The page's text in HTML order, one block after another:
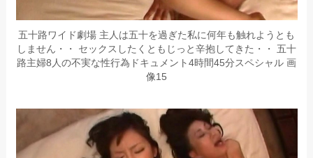
五十路ワイド劇場 主人は五十を過ぎた私に何年も触れようとも
しません・・ セックスしたくともじっと辛抱してきた・・ 五十
路主婦8人の不実な性行為ドキュメント4時間45分スペシャル 画
像15